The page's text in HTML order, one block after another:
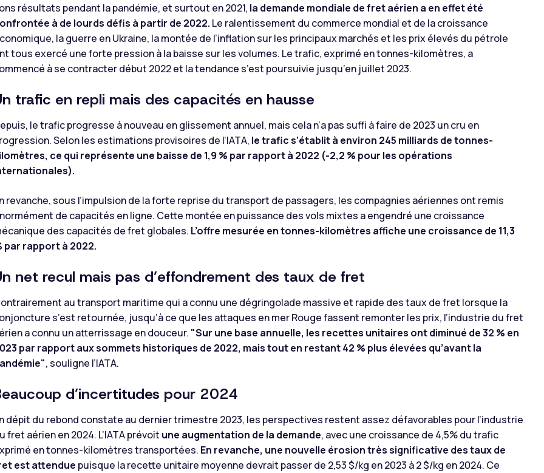
résultats pendant la pandémie, et surtout en 2021, la demande mondiale de fret aérien a en effet été
à de lourds défis à partir de 2022. Le ralentissement du commerce mondial et de la croissance
la guerre en Ukraine, la montée de l’inflation sur les principaux marchés et les prix élevés du pétrole
tous exercé une forte pression à la baisse sur les volumes. Le trafic, exprimé en tonnes-kilomètres, a
à se contracter début 2022 et la tendance s’est poursuivie jusqu’en juillet 2023.
trafic en repli mais des capacités en hausse
le trafic progresse à nouveau en glissement annuel, mais cela n’a pas suffi à faire de 2023 un cru en
Selon les estimations provisoires de l’IATA, le trafic s’établit à environ 245 milliards de tonnes-
ce qui représente une baisse de 1,9 % par rapport à 2022 (-2,2 % pour les opérations
revanche, sous l’impulsion de la forte reprise du transport de passagers, les compagnies aériennes ont remis
de capacités en ligne. Cette montée en puissance des vols mixtes a engendré une croissance
des capacités de fret globales. L’offre mesurée en tonnes-kilomètres affiche une croissance de 11,3
par rapport à 2022.
net recul mais pas d’effondrement des taux de fret
au transport maritime qui a connu une dégringolade massive et rapide des taux de fret lorsque la
s’est retournée, jusqu’à ce que les attaques en mer Rouge fassent remonter les prix, l’industrie du fret
a connu un atterrissage en douceur. "Sur une base annuelle, les recettes unitaires ont diminué de 32 % en
par rapport aux sommets historiques de 2022, mais tout en restant 42 % plus élevées qu’avant la
, souligne l’IATA.
d’incertitudes pour 2024
dépit du rebond constate au dernier trimestre 2023, les perspectives restent assez défavorables pour l’industrie
fret aérien en 2024. L’IATA prévoit une augmentation de la demande, avec une croissance de 4,5% du trafic
en tonnes-kilomètres transportées. En revanche, une nouvelle érosion très significative des taux de
est attendue puisque la recette unitaire moyenne devrait passer de 2,53 $/kg en 2023 à 2 $/kg en 2024. Ce